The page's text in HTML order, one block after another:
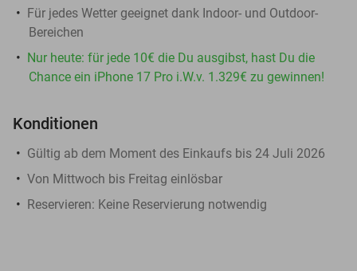
Für jedes Wetter geeignet dank Indoor- und Outdoor-
Bereichen
Nur heute: für jede 10€ die Du ausgibst, hast Du die
Chance ein iPhone 17 Pro i.W.v. 1.329€ zu gewinnen!
Konditionen
Gültig ab dem Moment des Einkaufs bis 24 Juli 2026
Von Mittwoch bis Freitag einlösbar
Reservieren: Keine Reservierung notwendig